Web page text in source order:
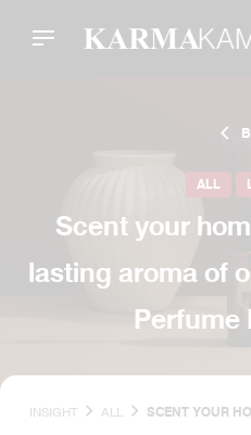
ALL
Scent your
lasting aroma of
INSIGHT ALL
SCENT YOUR